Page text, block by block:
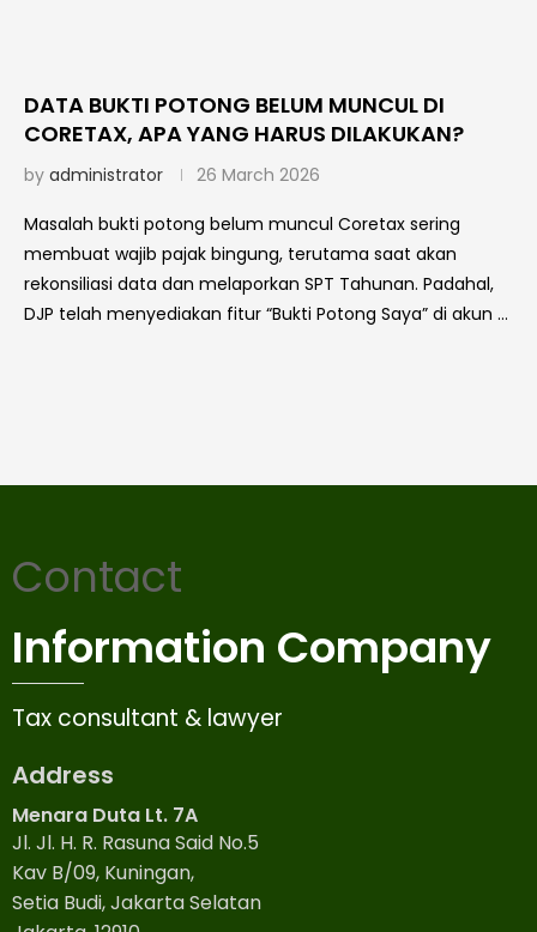
DATA BUKTI POTONG BELUM MUNCUL DI
CORETAX, APA YANG HARUS DILAKUKAN?
by administrator 26 March 2026
Masalah bukti potong belum muncul Coretax sering
membuat wajib pajak bingung, terutama saat akan
rekonsiliasi data dan melaporkan SPT Tahunan. Padahal,
DJP telah menyediakan fitur “Bukti Potong Saya” di akun …
Contact
Information Company
Tax consultant & lawyer
Address
Menara Duta Lt. 7A
Jl. Jl. H. R. Rasuna Said No.5
Kav B/09, Kuningan,
Setia Budi, Jakarta Selatan